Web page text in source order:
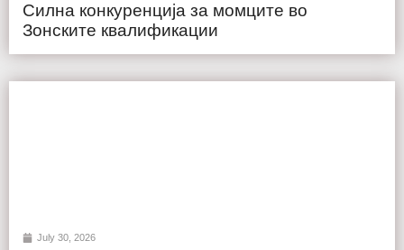
Силна конкуренција за момците во
Зонските квалификации
July 30, 2026